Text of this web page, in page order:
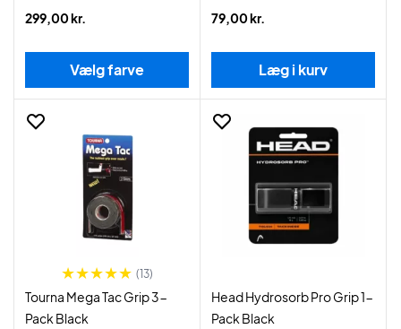
299,00 kr.
Vælg farve
79,00 kr.
Læg i kurv
(13)
Tourna Mega Tac Grip 3-
Pack Black
Head Hydrosorb Pro Grip 1-
Pack Black